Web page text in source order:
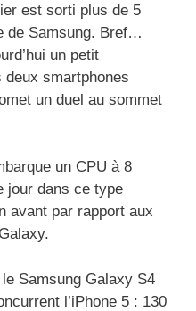
est sorti plus de 5
de Samsung. Bref…
un petit
smartphones
un duel au sommet
un CPU à 8
jour dans ce type
avant par rapport aux
Samsung Galaxy S4
l’iPhone 5 : 130